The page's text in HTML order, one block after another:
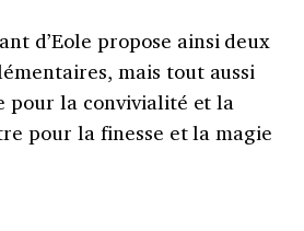
d’Eole propose ainsi deux
mais tout aussi
pour la convivialité et la
pour la finesse et la magie